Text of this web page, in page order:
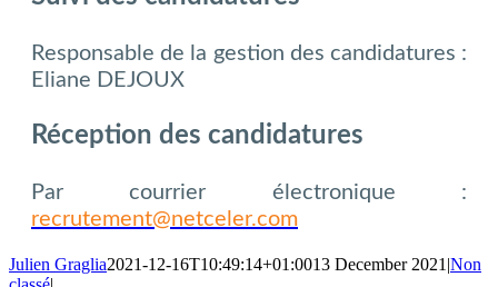
Responsable de la gestion des candidatures :
Eliane DEJOUX
Réception des candidatures
Par courrier électronique :
recrutement@netceler.com
Julien Graglia2021-12-16T10:49:14+01:0013 December 2021 |Non